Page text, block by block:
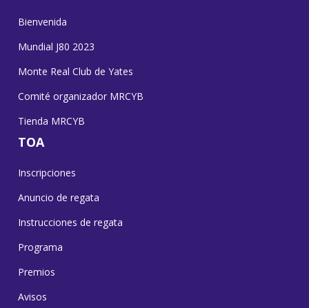
Bienvenida
Mundial J80 2023
Monte Real Club de Yates
Comité organizador MRCYB
Tienda MRCYB
TOA
Inscripciones
Anuncio de regata
Instrucciones de regata
Programa
Premios
Avisos